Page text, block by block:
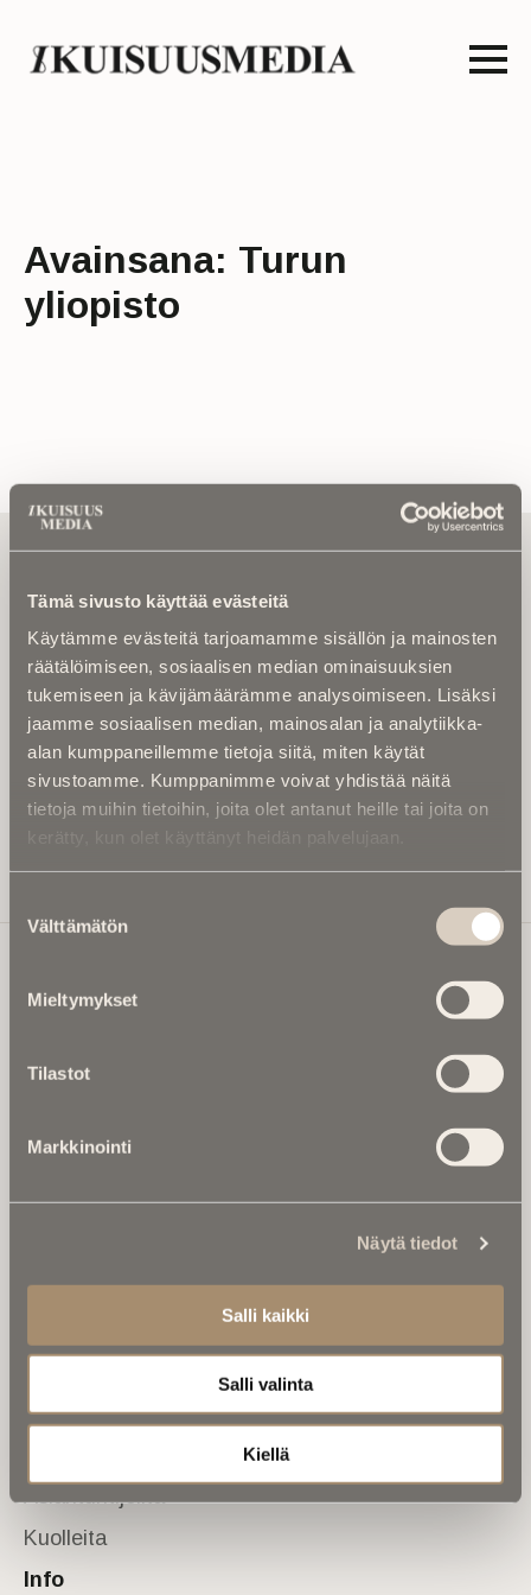
Tämä sivusto käyttää evästeitä
Käytämme evästeitä tarjoamamme sisällön ja mainosten
räätälöimiseen, sosiaalisen median ominaisuuksien
tukemiseen ja kävijämäärämme analysoimiseen. Lisäksi
jaamme sosiaalisen median, mainosalan ja analytiikka-
alan kumppaneillemme tietoja siitä, miten käytät
sivustoamme. Kumppanimme voivat yhdistää näitä
tietoja muihin tietoihin, joita olet antanut heille tai joita on
kerätty, kun olet käyttänyt heidän palvelujaan.
valinta
Välttämätön
Mieltymykset
Tilastot
Markkinointi
Näytä tiedot
Salli kaikki
Salli valinta
Kiellä
Avainsana: Turun
yliopisto
Tilaa uutiskirje - Pääset heti parhaiden
Kirjoita alle sähköpostiosoitteesi niin saat kaksi kertaa
kuukaudessa Ikuisuusmedian uutiskirjeen ja varmistat,
etteivät kiinnostavat artikkelit jää huomaamatta.
Uutiskirje on maksuton eikä se velvoita mihinkään.
Kirjoita tähän sähköpostiosoite, johon haluat uutiskirjeen
Ikuisuusmedia
Ikuisuusmedia on kuolinuutisointiin keskittynyt uusi ja
valtakunnallinen mediabrändi. Julkaisemme uusimmat
Tietoa meistä
Etusivu
Kalenterista
Asiantuntijoilta
Kuolleita
Info